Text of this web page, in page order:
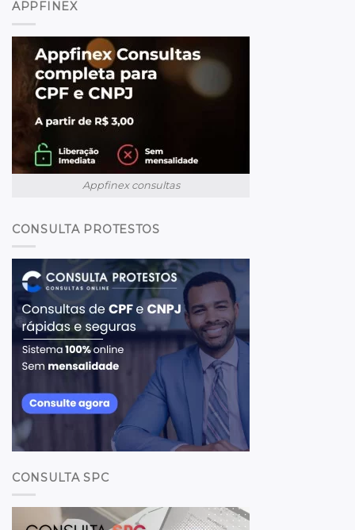
APPFINEX
Appfinex consultas
CONSULTA PROTESTOS
CONSULTA SPC